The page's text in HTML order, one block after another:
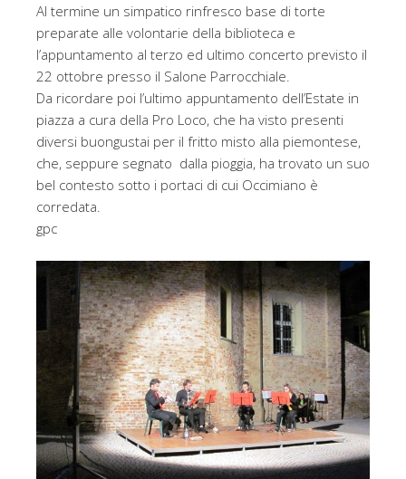
Al termine un simpatico rinfresco base di torte
preparate alle volontarie della biblioteca e
l’appuntamento al terzo ed ultimo concerto previsto il
22 ottobre presso il Salone Parrocchiale.
Da ricordare poi l’ultimo appuntamento dell’Estate in
piazza a cura della Pro Loco, che ha visto presenti
diversi buongustai per il fritto misto alla piemontese,
che, seppure segnato dalla pioggia, ha trovato un suo
bel contesto sotto i portaci di cui Occimiano è
corredata.
gpc